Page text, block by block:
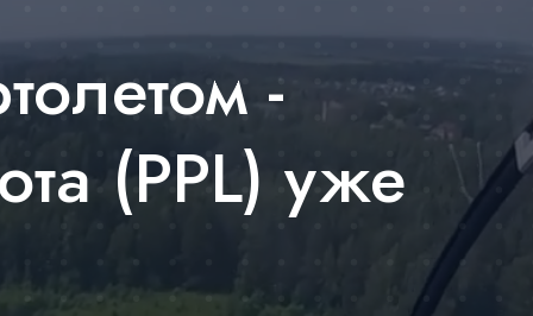
-
(PPL) уже